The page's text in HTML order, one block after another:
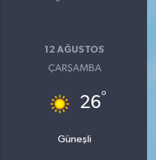
12 AĞUSTOS
ÇARŞAMBA
26°
Güneşli